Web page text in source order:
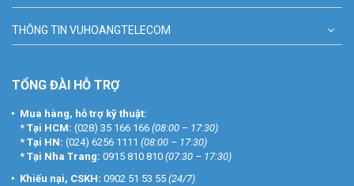
THÔNG TIN VUHOANGTELECOM
TỔNG ĐÀI HỖ TRỢ
Mua hàng, hỗ trợ kỹ thuật:
* Tại HCM: (028) 35 166 166 (08:00 – 17:30)
* Tại HN: (024) 6256 1111 (08:00 – 17:30)
* Tại Nha Trang: 0915 810 810 (07:30 – 17:30)
Khiếu nại, CSKH: 0902 51 53 55 (24/7)